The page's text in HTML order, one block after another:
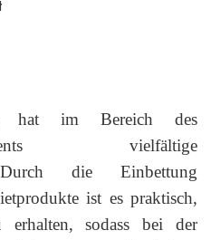
hat im Bereich des
vielfältige
Durch die Einbettung
ist es praktisch,
erhalten, sodass bei der